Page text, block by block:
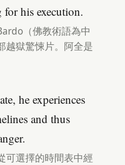
his execution.
（佛教術語為中
越獄驚悚片。阿全是
he experiences
and thus
可選擇的時間表中經